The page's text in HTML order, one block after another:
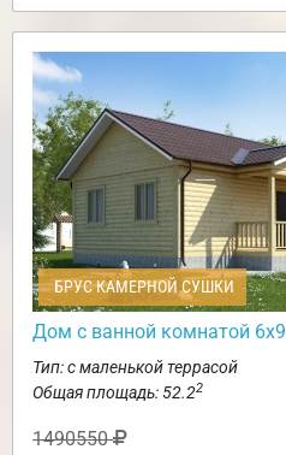
БРУС КАМЕРНОЙ СУШКИ
Дом с ванной комнатой 6х9
Тип: с маленькой террасой
Общая площадь: 52.22
1490550